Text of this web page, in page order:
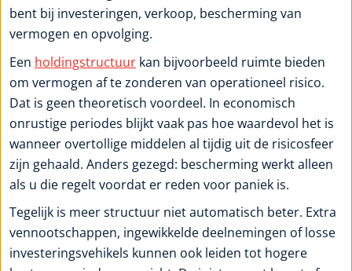
bent bij investeringen, verkoop, bescherming van
vermogen en opvolging.
Een holdingstructuur kan bijvoorbeeld ruimte bieden
om vermogen af te zonderen van operationeel risico.
Dat is geen theoretisch voordeel. In economisch
onrustige periodes blijkt vaak pas hoe waardevol het is
wanneer overtollige middelen al tijdig uit de risicosfeer
zijn gehaald. Anders gezegd: bescherming werkt alleen
als u die regelt voordat er reden voor paniek is.
Tegelijk is meer structuur niet automatisch beter. Extra
vennootschappen, ingewikkelde deelnemingen of losse
investeringsvehikels kunnen ook leiden tot hogere